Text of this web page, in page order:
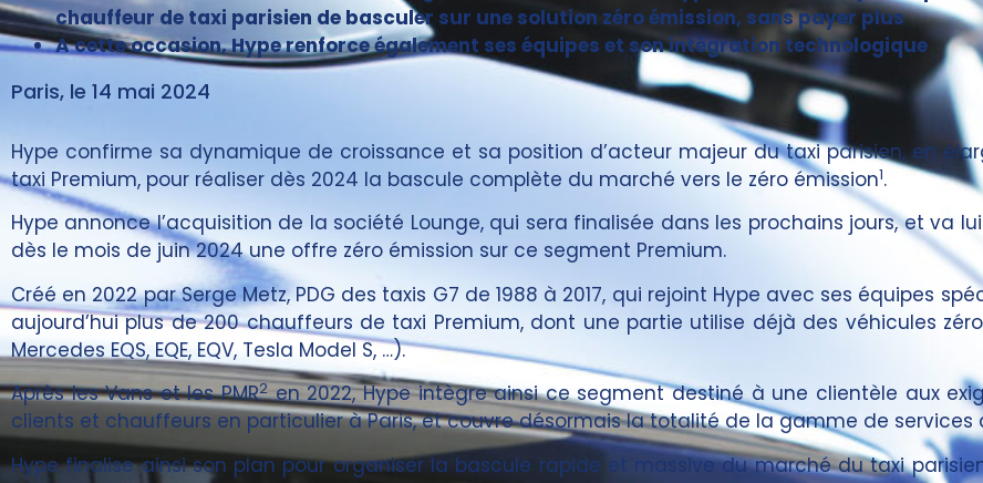
chauffeur de taxi parisien de basculer sur une solution zéro émission, sans payer plus
A cette occasion, Hype renforce également ses équipes et son intégration technologique
Paris, le 14 mai 2024
Hype confirme sa dynamique de croissance et sa position d’acteur majeur du taxi parisien, en
taxi Premium, pour réaliser dès 2024 la bascule complète du marché vers le zéro émission1.
Hype annonce l’acquisition de la société Lounge, qui sera finalisée dans les prochains jours, et va
dès le mois de juin 2024 une offre zéro émission sur ce segment Premium.
Créé en 2022 par Serge Metz, PDG des taxis G7 de 1988 à 2017, qui rejoint Hype avec ses équipes
aujourd’hui plus de 200 chauffeurs de taxi Premium, dont une partie utilise déjà des véhicules zéro
Mercedes EQS, EQE, EQV, Tesla Model S, …).
Après les Vans et les PMR2en 2022, Hype intègre ainsi ce segment destiné à une clientèle aux
clients et chauffeurs en particulier à Paris, et couvre désormais la totalité de la gamme de services
Hype finalise ainsi son plan pour organiser la bascule rapide et massive du marché du taxi